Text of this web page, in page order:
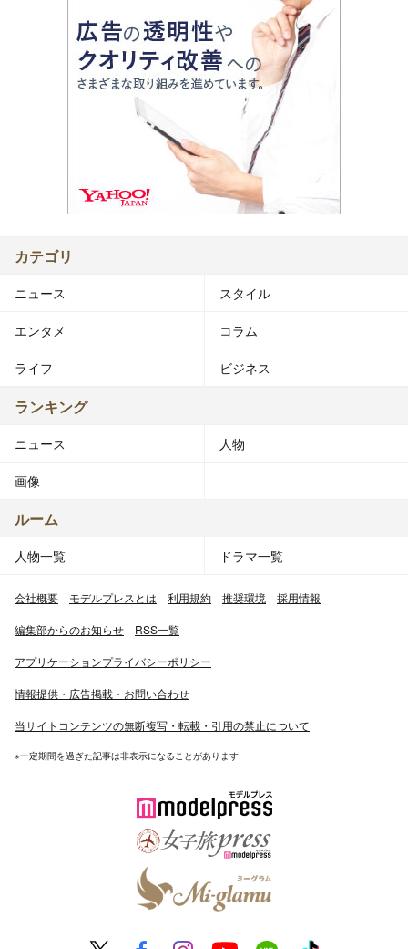
カテゴリ
ニュース スタイル
エンタメ コラム
ライフ ビジネス
ランキング
ニュース 人物
画像
ルーム
人物一覧 ドラマ一覧
会社概要 モデルプレスとは 利用規約 推奨環境 採用情報
編集部からのお知らせ RSS一覧
アプリケーションプライバシーポリシー
情報提供・広告掲載・お問い合わせ
当サイトコンテンツの無断複写・転載・引用の禁止について
※一定期間を過ぎた記事は非表示になることがあります